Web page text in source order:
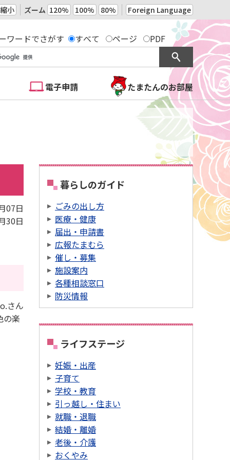
縮小 ズーム 120% 100% 80% Foreign Language
ワードでさがす すべて ページ PDF
電子申請 たまたんのお部屋
07日
30日
さん
の楽
暮らしのガイド
ごみの出し方
医療・健康
届出・申請書
広報たまむら
催し・募集
施設案内
各種相談窓口
防災情報
ライフステージ
妊娠・出産
子育て
学校・教育
引っ越し・住まい
就職・退職
結婚・離婚
老後・介護
おくやみ